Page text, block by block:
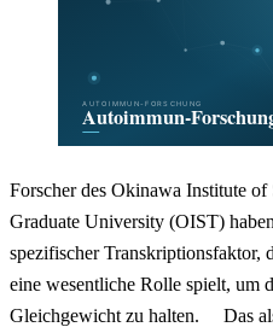
Forscher des Okinawa Institute
Graduate University (OIST)
spezifischer Transkriptionsfaktor,
eine wesentliche Rolle spielt, um
Gleichgewicht zu halten. Das